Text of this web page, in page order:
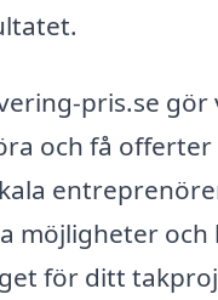
pris.se gör
och få offerter
möjligheter och
för ditt